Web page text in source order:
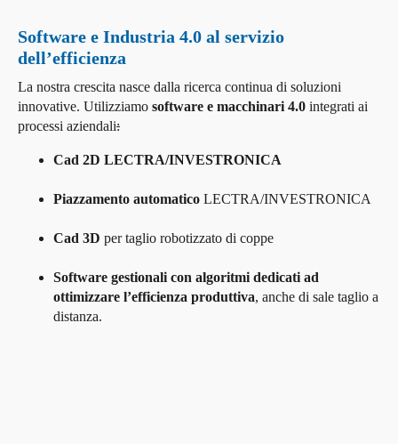
Software e Industria 4.0 al servizio
dell’efficienza
La nostra crescita nasce dalla ricerca continua di soluzioni
innovative. Utilizziamo software e macchinari 4.0 integrati ai
processi aziendali:
Cad 2D LECTRA/INVESTRONICA
Piazzamento automatico LECTRA/INVESTRONICA
Cad 3D per taglio robotizzato di coppe
Software gestionali con algoritmi dedicati ad
ottimizzare l’efficienza produttiva, anche di sale taglio a
distanza.